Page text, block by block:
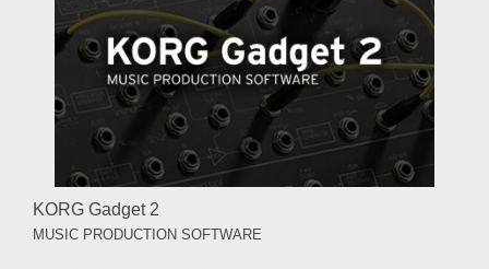
KORG Gadget 2
MUSIC PRODUCTION SOFTWARE